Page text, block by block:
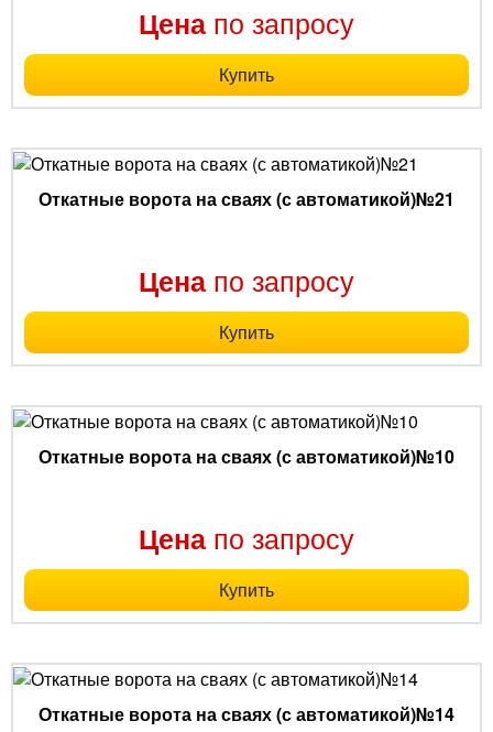
Цена по запросу
Купить
Откатные ворота на сваях (с автоматикой)№21
Цена по запросу
Купить
Откатные ворота на сваях (с автоматикой)№10
Цена по запросу
Купить
Откатные ворота на сваях (с автоматикой)№14